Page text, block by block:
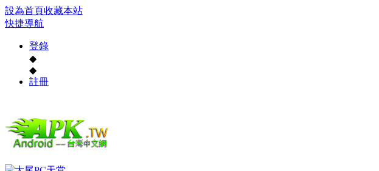
設為首頁收藏本站
快捷導航
登錄
◆
◆
註冊